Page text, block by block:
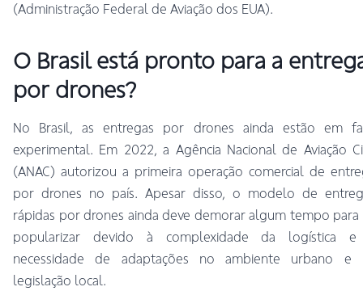
(Administração Federal de Aviação dos EUA).
O Brasil está pronto para a
por drones?
No Brasil, as entregas por drones ainda estão em
experimental. Em 2022, a Agência Nacional de Aviação
(ANAC) autorizou a primeira operação comercial de
por drones no país. Apesar disso, o modelo de
rápidas por drones ainda deve demorar algum tempo para
popularizar devido à complexidade da logística
necessidade de adaptações no ambiente urbano e
legislação local.